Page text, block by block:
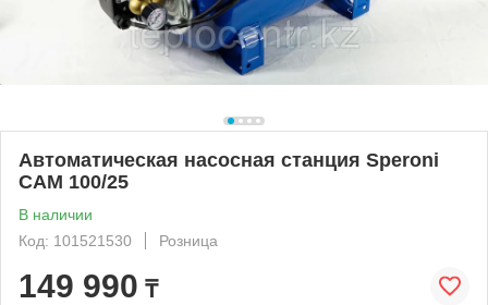
Автоматическая насосная станция Speroni
CAM 100/25
В наличии
Код: 101521530
Розница
149 990 ₸